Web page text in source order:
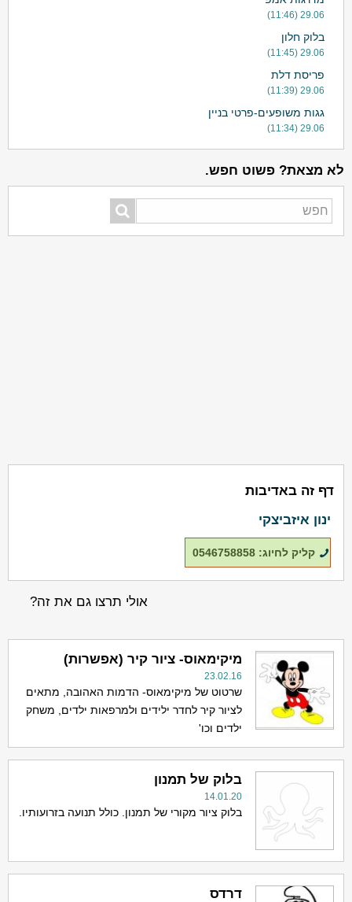
29.06 (11:46)
בלוק חלון
29.06 (11:45)
פריסת דלת
29.06 (11:39)
גגות משופעים-פרטי בניין
29.06 (11:34)
לא מצאת? פשוט חפש.
דף זה באדיבות
ינון איזביצקי
קליק לחיוג: 0546758858
אולי תרצו גם את זה?
מיקימאוס- ציור קיר (אפשרות)
23.02.16
שרטוט של מיקימאוס- הדמות האהובה, מתאים
לציור קיר לחדר ילידים ולמרפאות ילדים, משחק
ילדים וכו'
בלוק של תמנון
14.01.20
בלוק ציור מקורי של תמנון. כולל תנועה בזרועותיו.
דרדס